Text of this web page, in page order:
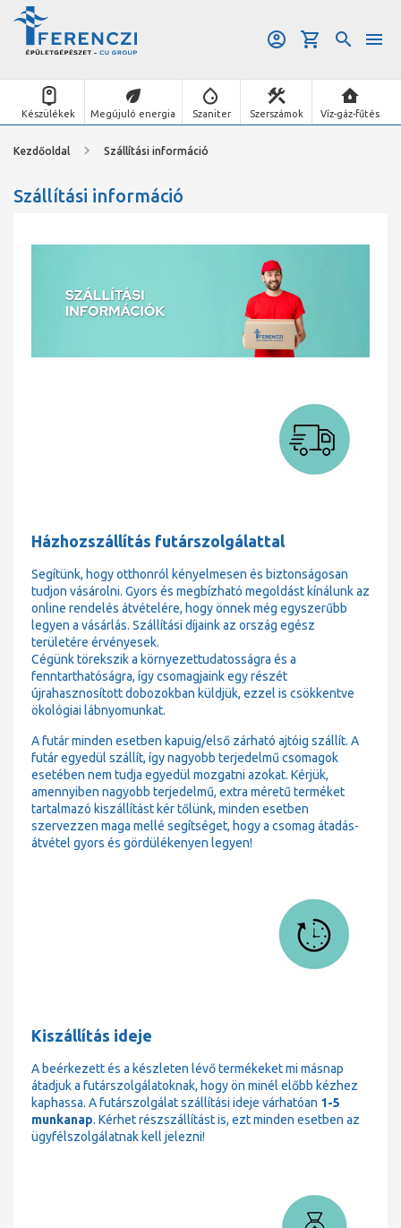
Készülékek Megújuló energia Szaniter Szerszámok Víz-gáz-fűtés
Kezdőoldal Szállítási információ
Szállítási információ
Házhozszállítás futárszolgálattal
Segítünk, hogy otthonról kényelmesen és biztonságosan
tudjon vásárolni. Gyors és megbízható megoldást kínálunk az
online rendelés átvételére, hogy önnek még egyszerűbb
legyen a vásárlás. Szállítási díjaink az ország egész
területére érvényesek.
Cégünk törekszik a környezettudatosságra és a
fenntarthatóságra, így csomagjaink egy részét
újrahasznosított dobozokban küldjük, ezzel is csökkentve
ökológiai lábnyomunkat.
A futár minden esetben kapuig/első zárható ajtóig szállít. A
futár egyedül szállít, így nagyobb terjedelmű csomagok
esetében nem tudja egyedül mozgatni azokat. Kérjük,
amennyiben nagyobb terjedelmű, extra méretű terméket
tartalmazó kiszállítást kér tőlünk, minden esetben
szervezzen maga mellé segítséget, hogy a csomag átadás-
átvétel gyors és gördülékenyen legyen!
Kiszállítás ideje
A beérkezett és a készleten lévő termékeket mi másnap
átadjuk a futárszolgálatoknak, hogy ön minél előbb kézhez
kaphassa. A futárszolgálat szállítási ideje várhatóan 1-5
munkanap. Kérhet részszállítást is, ezt minden esetben az
ügyfélszolgálatnak kell jelezni!